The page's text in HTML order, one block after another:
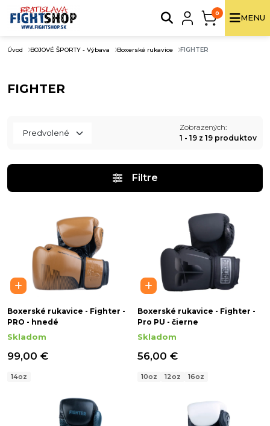
0
MENU
Úvod BOJOVÉ ŠPORTY - Výbava Boxerské rukavice FIGHTER
FIGHTER
Zobrazených:
1 - 19 z 19 produktov
Filtre
Boxerské rukavice - Fighter -
PRO - hnedé
Skladom
99,00 €
14oz
Boxerské rukavice - Fighter -
Pro PU - čierne
Skladom
56,00 €
10oz 12oz 16oz